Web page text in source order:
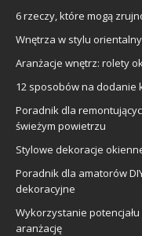
6 rzeczy, które mogą
Wnętrza w stylu
Aranżacje wnętrz: rolety
12 sposobów na dodanie
Poradnik dla
świeżym powietrzu
Stylowe dekoracje
Poradnik dla amatorów
dekoracyjne
Wykorzystanie
aranżację